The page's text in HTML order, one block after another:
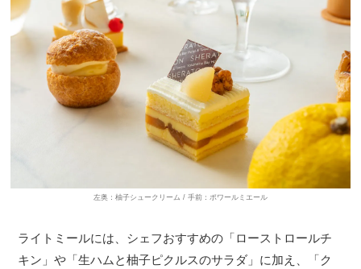
左奥：柚子シュークリーム / 手前：ポワールミエール
ライトミールには、シェフおすすめの「ローストロールチ
キン」や「生ハムと柚子ピクルスのサラダ」に加え、「ク